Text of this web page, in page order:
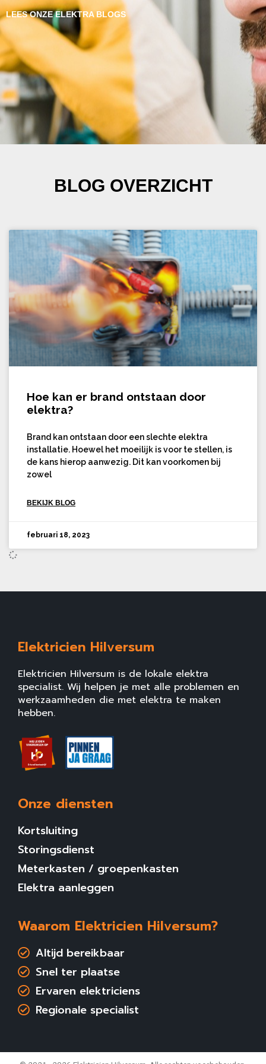
LEES ONZE ELEKTRA BLOGS
BLOG OVERZICHT
Hoe kan er brand ontstaan door
elektra?
Brand kan ontstaan door een slechte elektra
installatie. Hoewel het moeilijk is voor te stellen, is
de kans hierop aanwezig. Dit kan voorkomen bij
zowel
BEKIJK BLOG
februari 18, 2023
Elektricien Hilversum
Elektricien Hilversum is de lokale elektra
specialist. Wij helpen je met alle problemen en
werkzaamheden die met elektra te maken
hebben.
Onze diensten
Kortsluiting
Storingsdienst
Meterkasten / groepenkasten
Elektra aanleggen
Waarom Elektricien Hilversum?
Altijd bereikbaar
Snel ter plaatse
Ervaren elektriciens
Regionale specialist